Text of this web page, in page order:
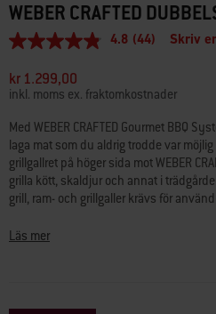
WEBER CRAFTED
4.8
5
stjärnor,
genomsnittligt
betyg.
Read
44
Reviews.
Länk
till
samma
4.8 (44) Skriv
kr 1.299,00
inkl. moms ex. fraktomkostnader
Med WEBER CRAFTED Gourmet BBQ
laga mat som du aldrig trodde var
grillgallret på höger sida mot WEBER
grilla kött, skaldjur och annat i
grill, ram- och grillgaller krävs för
• Passar till Genesis 2022+ och
• WEBER CRAFTED ram och galler krävs
Läs mer